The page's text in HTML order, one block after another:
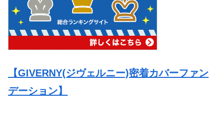
【GIVERNY(ジヴェルニー)密着カバーファン
デーション】